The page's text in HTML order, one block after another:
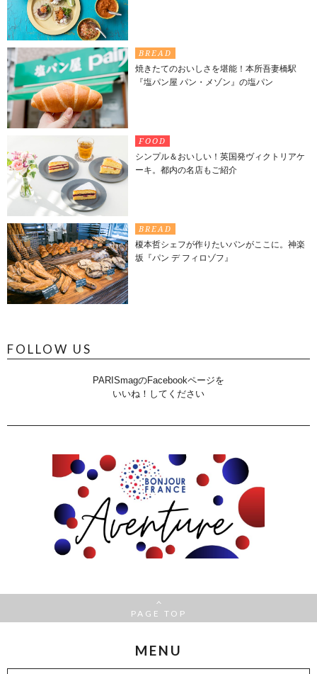
BREAD
焼きたてのおいしさを堪能！本所吾妻橋駅
『塩パン屋 パン・メゾン』の塩パン
FOOD
シンプル＆おいしい！英国発ヴィクトリアケ
ーキ。都内の名店もご紹介
BREAD
榎本哲シェフが作りたいパンがここに。神楽
坂『パン デ フィロゾフ』
FOLLOW US
PARISmagのFacebookページを
いいね！してください
PAGE TOP
MENU